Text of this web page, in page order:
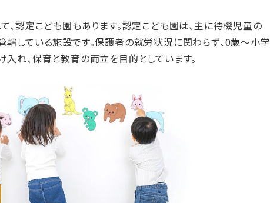
、認定こども園もあります。認定こども園は、主に待機児童の
している施設です。保護者の就労状況に関わらず、0歳〜小学
れ、保育と教育の両立を目的としています。